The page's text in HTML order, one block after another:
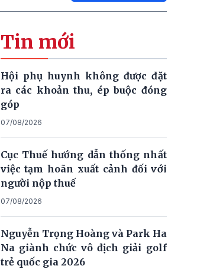
Tin mới
Hội phụ huynh không được đặt
ra các khoản thu, ép buộc đóng
góp
07/08/2026
Cục Thuế hướng dẫn thống nhất
việc tạm hoãn xuất cảnh đối với
người nộp thuế
07/08/2026
Nguyễn Trọng Hoàng và Park Ha
Na giành chức vô địch giải golf
trẻ quốc gia 2026